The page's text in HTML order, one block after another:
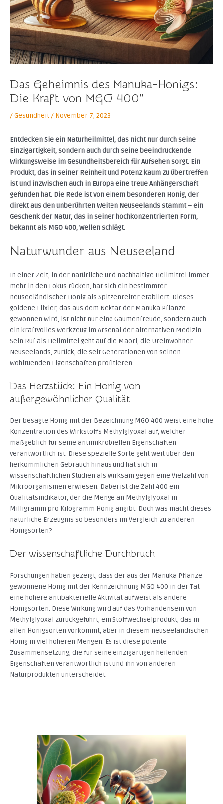
Das Geheimnis des Manuka-Honigs:
Die Kraft von MGO 400″
/Gesundheit/ November 7, 2023
Entdecken Sie ein Naturheilmittel, das nicht nur durch seine
Einzigartigkeit, sondern auch durch seine beeindruckende
Wirkungsweise im Gesundheitsbereich für Aufsehen sorgt. Ein
Produkt, das in seiner Reinheit und Potenz kaum zu übertreffen
ist und inzwischen auch in Europa eine treue Anhängerschaft
gefunden hat. Die Rede ist von einem besonderen Honig, der
direkt aus den unberührten Weiten Neuseelands stammt – ein
Geschenk der Natur, das in seiner hochkonzentrierten Form,
bekannt als MGO 400, Wellen schlägt.
Naturwunder aus Neuseeland
In einer Zeit, in der natürliche und nachhaltige Heilmittel immer
mehr in den Fokus rücken, hat sich ein bestimmter
neuseeländischer Honig als Spitzenreiter etabliert. Dieses
goldene Elixier, das aus dem Nektar der Manuka Pflanze
gewonnen wird, ist nicht nur eine Gaumenfreude, sondern auch
ein kraftvolles Werkzeug im Arsenal der alternativen Medizin.
Sein Ruf als Heilmittel geht auf die Maori, die Ureinwohner
Neuseelands, zurück, die seit Generationen von seinen
wohltuenden Eigenschaften profitieren.
Das Herzstück: Ein Honig von
außergewöhnlicher Qualität
Der besagte Honig mit der Bezeichnung MGO 400 weist eine hohe
Konzentration des Wirkstoffs Methylglyoxal auf, welcher
maßgeblich für seine antimikrobiellen Eigenschaften
verantwortlich ist. Diese spezielle Sorte geht weit über den
herkömmlichen Gebrauch hinaus und hat sich in
wissenschaftlichen Studien als wirksam gegen eine Vielzahl von
Mikroorganismen erwiesen. Dabei ist die Zahl 400 ein
Qualitätsindikator, der die Menge an Methylglyoxal in
Milligramm pro Kilogramm Honig angibt. Doch was macht dieses
natürliche Erzeugnis so besonders im Vergleich zu anderen
Honigsorten?
Der wissenschaftliche Durchbruch
Forschungen haben gezeigt, dass der aus der Manuka Pflanze
gewonnene Honig mit der Kennzeichnung MGO 400 in der Tat
eine höhere antibakterielle Aktivität aufweist als andere
Honigsorten. Diese Wirkung wird auf das Vorhandensein von
Methylglyoxal zurückgeführt, ein Stoffwechselprodukt, das in
allen Honigsorten vorkommt, aber in diesem neuseeländischen
Honig in viel höheren Mengen. Es ist diese potente
Zusammensetzung, die für seine einzigartigen heilenden
Eigenschaften verantwortlich ist und ihn von anderen
Naturprodukten unterscheidet.